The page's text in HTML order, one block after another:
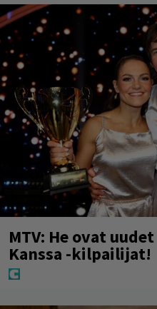
MTV: He ovat
Kanssa -kilpailijat!